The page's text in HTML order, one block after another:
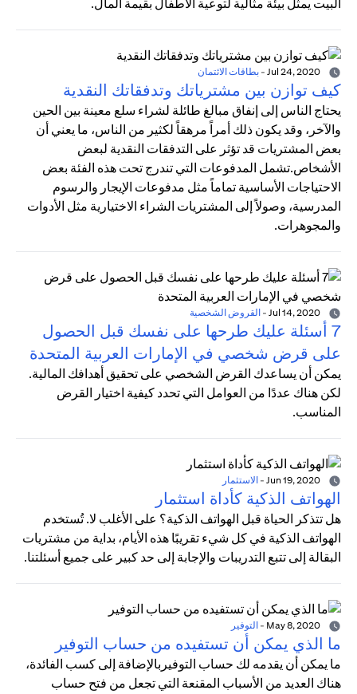
البيت يمثل بيئة مثالية لتوعية الأطفال بقيمة المال.
- بطاقات الائتمان
كيف توازن بين مشترياتك وتدفقاتك النقدية
يحتاج الناس إلى إنفاق مبالغ طائلة لشراء سلع معينة بين الحين
والآخر، وقد يكون ذلك أمراً مرهقاً لكثير من الناس، ما يعني أن
بعض المشتريات قد تؤثر على التدفقات النقدية لبعض
الأشخاص.تشمل المدفوعات التي تندرج تحت هذه الفئة بعض
الاحتياجات الأساسية تماماً مثل مدفوعات الإيجار والرسوم
المدرسية، وصولاً إلى المشتريات الشراء الاختيارية مثل الأدوات
والمجوهرات.
- القروض الشخصية
7 أسئلة عليك طرحها على نفسك قبل الحصول
على قرض شخصي في الإمارات العربية المتحدة
يمكن أن يساعدك القرض الشخصي على تحقيق أهدافك المالية.
لكن هناك عددًا من العوامل التي تحدد كيفية اختيار القرض
المناسب.
- الاستثمار
الهواتف الذكية كأداة استثمار
هل تتذكر الحياة قبل الهواتف الذكية؟ على الأغلب لا. تُستخدم
الهواتف الذكية في كل شيء تقريبًا هذه الأيام، بداية من مشتريات
البقالة إلى تتبع التدريبات والإجابة إلى حد كبير على جميع أسئلتنا.
- التوفير
ما الذي يمكن أن تستفيده من حساب التوفير
ما يمكن أن يقدمه لك حساب التوفيربالإضافة إلى كسب الفائدة،
هناك العديد من الأسباب المقنعة التي تجعل من فتح حساب